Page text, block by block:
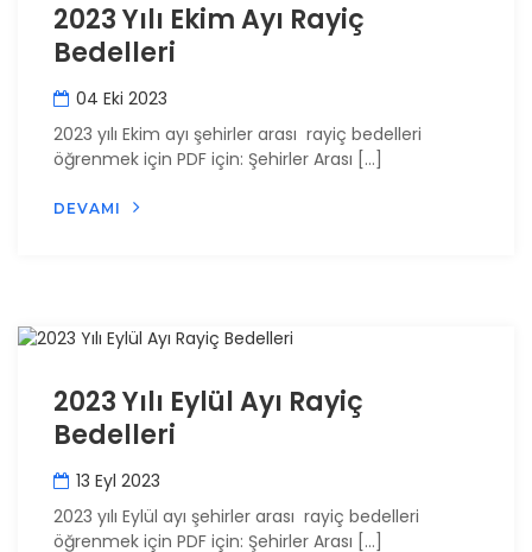
2023 Yılı Ekim Ayı Rayiç
Bedelleri
04 Eki 2023
2023 yılı Ekim ayı şehirler arası rayiç bedelleri
öğrenmek için PDF için: Şehirler Arası […]
DEVAMI
2023 Yılı Eylül Ayı Rayiç
Bedelleri
13 Eyl 2023
2023 yılı Eylül ayı şehirler arası rayiç bedelleri
öğrenmek için PDF için: Şehirler Arası […]